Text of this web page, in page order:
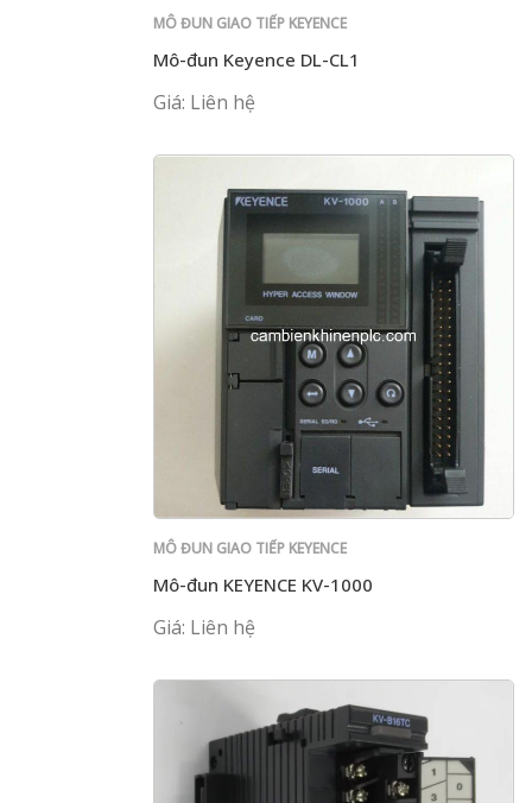
MÔ ĐUN GIAO TIẾP KEYENCE
Mô-đun Keyence DL-CL1
Giá: Liên hệ
MÔ ĐUN GIAO TIẾP KEYENCE
Mô-đun KEYENCE KV-1000
Giá: Liên hệ